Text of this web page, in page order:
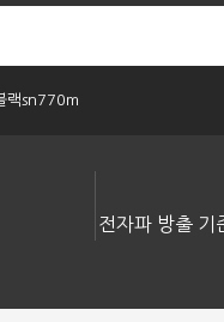
랙sn770m
전자파 방출 기